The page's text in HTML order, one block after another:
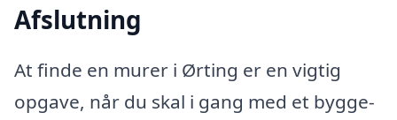
Afslutning
At finde en murer i Ørting er en vigtig
opgave, når du skal i gang med et bygge-